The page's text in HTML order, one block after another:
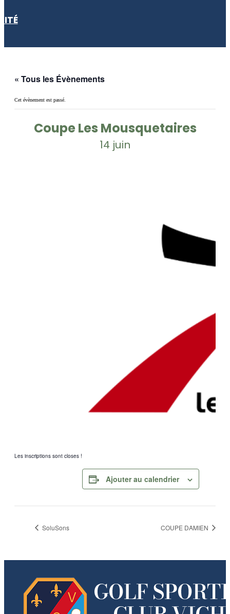
« Tous les Évènements
Cet évènement est passé.
Coupe Les Mousquetaires
14 juin
Les inscriptions sont closes !
Ajouter au calendrier
SoluSons COUPE DAMIEN